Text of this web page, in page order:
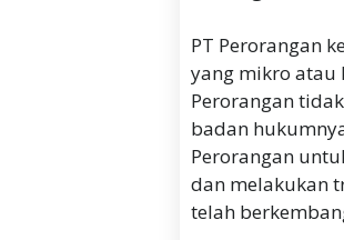
PT Perorangan
yang mikro atau
Perorangan
badan
Perorangan
dan melakukan
telah